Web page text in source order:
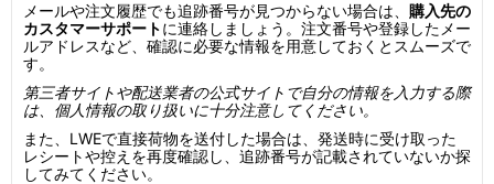
メールや注文履歴でも追跡番号が見つからない場合は、 購入先の
カスタマーサポートに連絡しましょう。注文番号や登録したメー
ルアドレスなど、確認に必要な情報を用意しておくとスムーズで
す。
第三者サイトや配送業者の公式サイトで自分の情報を入力する際
は、個人情報の取り扱いに十分注意してください。
また、LWEで直接荷物を送付した場合は、発送時に受け取った
レシートや控えを再度確認し、追跡番号が記載されていないか探
してみてください。